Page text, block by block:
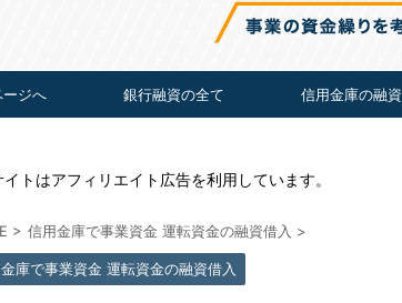
ージへ 銀行融資の全て 信用金庫の融資
トはアフィリエイト広告を利用しています。
> 信用金庫で事業資金 運転資金の融資借入 >
庫で事業資金 運転資金の融資借入